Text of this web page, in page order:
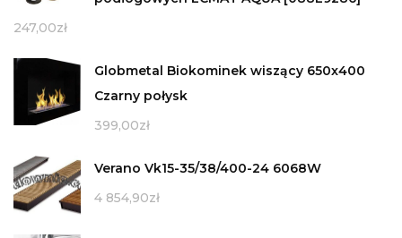
247,00zł
Globmetal Biokominek wiszący 650x400
Czarny połysk
399,00zł
Verano Vk15-35/38/400-24 6068W
4 854,90zł